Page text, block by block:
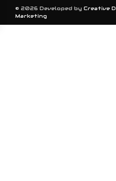
© 2026 Developed by Creative
Marketing